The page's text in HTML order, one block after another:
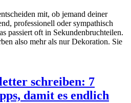
mit, ob jemand deiner
professionell oder sympathisch
passiert oft in Sekundenbruchteilen.
also mehr als nur Dekoration. Sie
schreiben: 7
damit es endlich